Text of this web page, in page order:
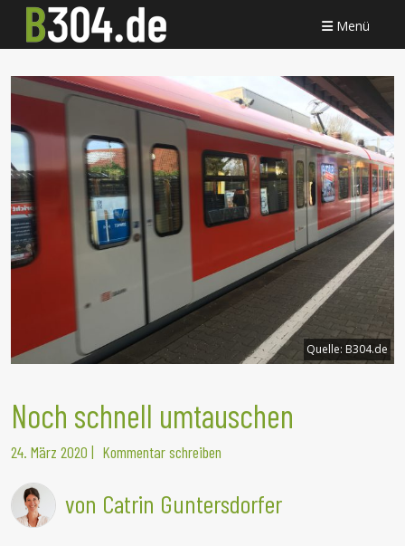
Menü
Quelle: B304.de
Noch schnell umtauschen
24. März 2020 | Kommentar schreiben
von Catrin Guntersdorfer